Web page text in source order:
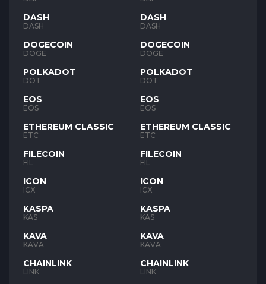
DASH
DASH
DOGECOIN
DOGE
POLKADOT
DOT
EOS
EOS
ETHEREUM CLASSIC
ETC
FILECOIN
FIL
ICON
ICX
KASPA
KAS
KAVA
KAVA
CHAINLINK
LINK
DASH
DASH
DOGECOIN
DOGE
POLKADOT
DOT
EOS
EOS
ETHEREUM CLASSIC
ETC
FILECOIN
FIL
ICON
ICX
KASPA
KAS
KAVA
KAVA
CHAINLINK
LINK